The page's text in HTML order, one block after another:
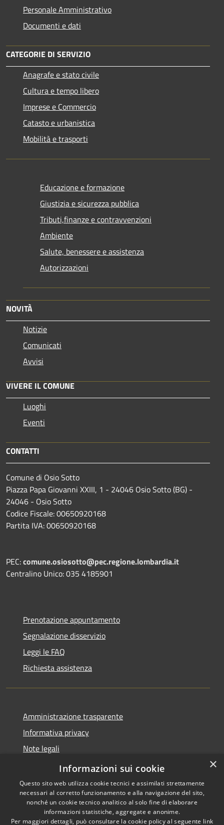
Personale Amministrativo
Documenti e dati
CATEGORIE DI SERVIZIO
Anagrafe e stato civile
Cultura e tempo libero
Imprese e Commercio
Catasto e urbanistica
Mobilità e trasporti
Educazione e formazione
Giustizia e sicurezza pubblica
Tributi,finanze e contravvenzioni
Ambiente
Salute, benessere e assistenza
Autorizzazioni
NOVITÀ
Notizie
Comunicati
Avvisi
VIVERE IL COMUNE
Luoghi
Eventi
CONTATTI
Comune di Osio Sotto
Piazza Papa Giovanni XXIII, 1 - 24046 Osio Sotto (BG) -
24046 - Osio Sotto
Codice Fiscale: 00650920168
Partita IVA: 00650920168
PEC:comune.osiosotto@pec.regione.lombardia.it
Centralino Unico: 035 4185901
Prenotazione appuntamento
Segnalazione disservizio
Leggi le FAQ
Richiesta assistenza
Amministrazione trasparente
Informativa privacy
Note legali
Dichiarazione di accessibilità 2025
Copyright © 2026 • Comune di
×
Informazioni sui cookie
Questo sito web utilizza cookie tecnici e assimilati strettamente
necessari al corretto funzionamento e alla navigazione del sito,
nonché un cookie tecnico analitico al solo fine di elaborare
informazioni statistiche, aggregate e anonime.
Per maggiori dettagli, può consultare la cookie policy al seguente link